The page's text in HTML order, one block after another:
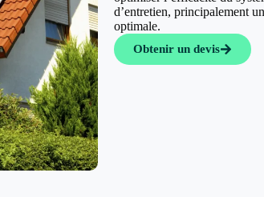
d’entretien, principalement
optimale.
Obtenir un devis